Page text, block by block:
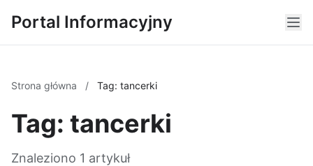
Portal Informacyjny
Strona główna / Tag: tancerki
Tag: tancerki
Znaleziono 1 artykuł